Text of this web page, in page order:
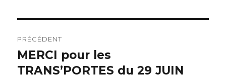
de
l’article
PRÉCÉDENT
Article
précédent :
MERCI pour les
TRANS’PORTES du 29 JUIN